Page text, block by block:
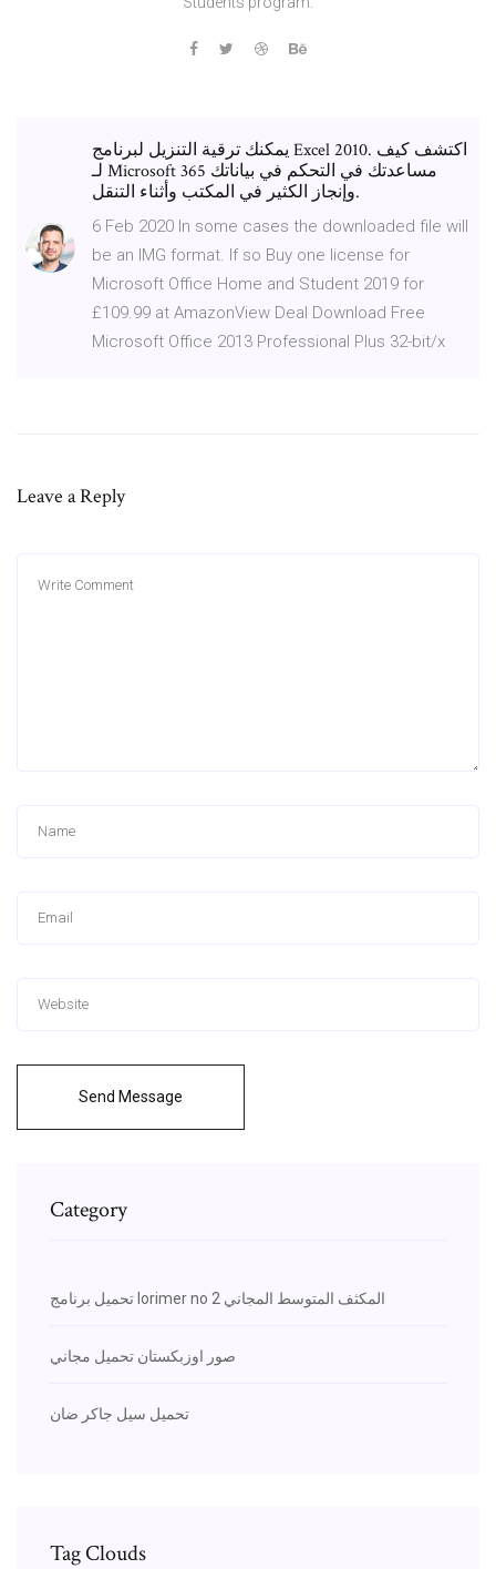
يمكنك ترقية التنزيل لبرنامج Excel 2010. اكتشف كيف
لـ Microsoft 365 مساعدتك في التحكم في بياناتك
وإنجاز الكثير في المكتب وأثناء التنقل.
6 Feb 2020 In some cases the downloaded file will
be an IMG format. If so Buy one license for
Microsoft Office Home and Student 2019 for
£109.99 at AmazonView Deal Download Free
Microsoft Office 2013 Professional Plus 32-bit/x
Leave a Reply
Send Message
Category
تحميل برنامج lorimer no 2 المكثف المتوسط ​​المجاني
صور اوزبكستان تحميل مجاني
تحميل سيل جاكر ضان
Tag Clouds